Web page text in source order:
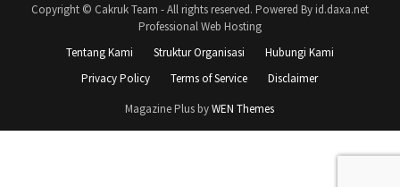
Copyright © Cakruk Team - All rights reserved. Powered By id.daxa.net
Professional Web Hosting
Tentang Kami
Struktur Organisasi
Hubungi Kami
Privacy Policy
Terms of Service
Disclaimer
Magazine Plus byWEN Themes